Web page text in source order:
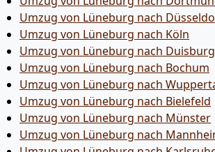
Umzug von Lüneburg nach
Umzug von Lüneburg nach Köln
Umzug von Lüneburg nach Duisburg
Umzug von Lüneburg nach Bochum
Umzug von Lüneburg nach
Umzug von Lüneburg nach Bielefeld
Umzug von Lüneburg nach Münster
Umzug von Lüneburg nach